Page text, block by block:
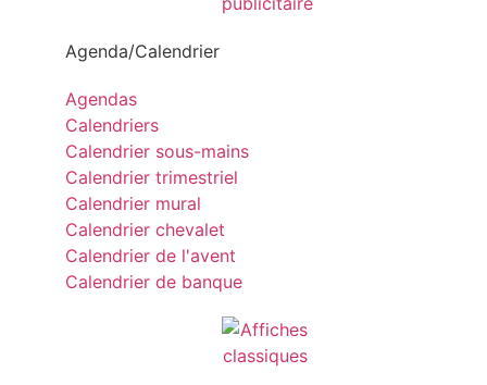
Agenda/Calendrier
Agendas
Calendriers
Calendrier sous-mains
Calendrier trimestriel
Calendrier mural
Calendrier chevalet
Calendrier de l'avent
Calendrier de banque